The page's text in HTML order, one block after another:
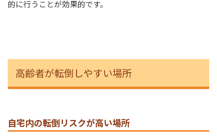
的に行うことが効果的です。
高齢者が転倒しやすい場所
自宅内の転倒リスクが高い場所